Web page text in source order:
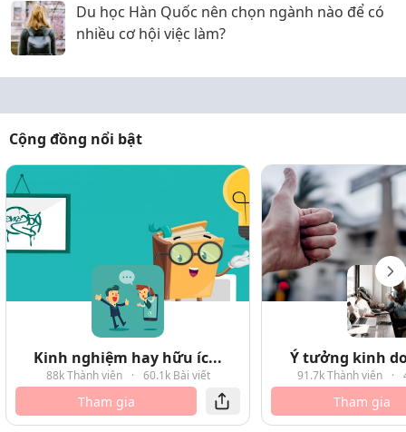
Du học Hàn Quốc nên chọn ngành nào để có
nhiều cơ hội việc làm?
Cộng đồng nổi bật
Kinh nghiệm hay hữu íc...
88k Thành viên · 60.1k Bài viết
Tham gia
Ý tưởng kinh
91.7k Thành viên ·
Tham gia